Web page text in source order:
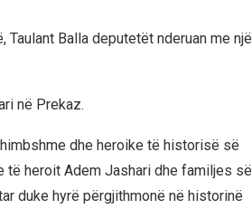
Balla deputetët nderuan me një
në Prekaz.
dhe heroike të historisë së
të heroit Adem Jashari dhe familjes së
duke hyrë përgjithmonë në historinë